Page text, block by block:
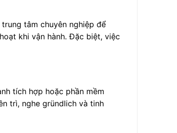
tâm chuyên nghiệp để
khi vận hành. Đặc biệt, việc
tích hợp hoặc phần mềm
trì, nghe gründlich và tinh